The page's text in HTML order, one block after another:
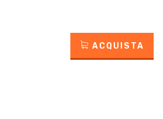
ACQUISTA